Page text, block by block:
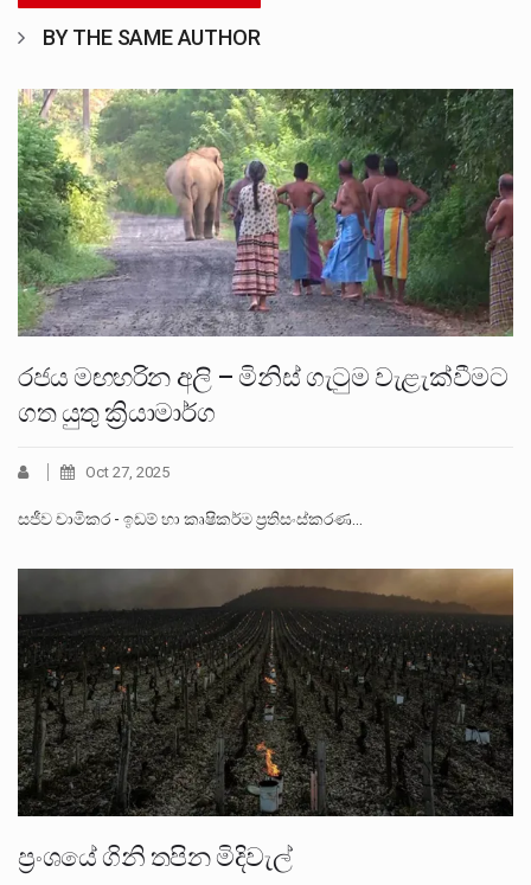
BY THE SAME AUTHOR
රජය මඟහරින අලි – මිනිස් ගැටුම වැළැක්වීමට
ගත යුතු ක්‍රියාමාර්ග
Oct 27, 2025
සජීව චාමිකර - ඉඩම් හා කෘෂිකර්ම ප්‍රතිසංස්කරණ…
ප්‍රංශයේ ගිනි තපින මිදිවැල්